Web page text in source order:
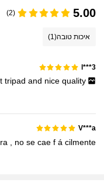
5.00
(2)
איכות טובה(1)
l***3
tripadand nicequality
V***a
no se cae f á cilmente